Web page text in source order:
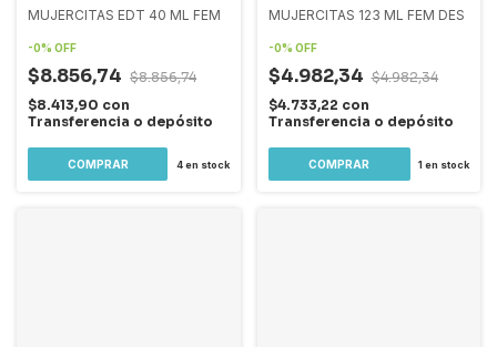
MUJERCITAS EDT 40 ML FEM
-0% OFF
$8.856,74 $8.856,74
$8.413,90 con
Transferencia o depósito
4en stock
MUJERCITAS 123 ML FEM DES
-0% OFF
$4.982,34 $4.982,34
$4.733,22 con
Transferencia o depósito
1 en stock